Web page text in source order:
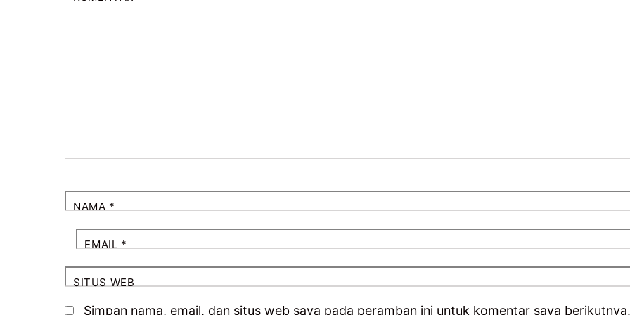
NAMA *
EMAIL *
SITUS WEB
Simpan nama, email, dan situs web saya pada peramban ini untuk komentar saya